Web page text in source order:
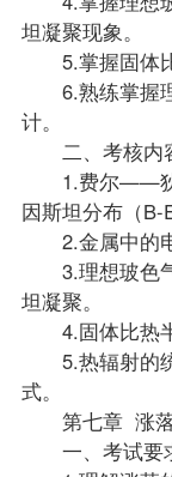
坦凝聚现象。
5.掌握固体比
6.熟练掌握理
计。
二、考核内
1.费尔——狄
因斯坦分布（B-
2.金属中的
3.理想玻色
坦凝聚。
4.固体比热
5.热辐射的
式。
第七章 涨落
一、考试要